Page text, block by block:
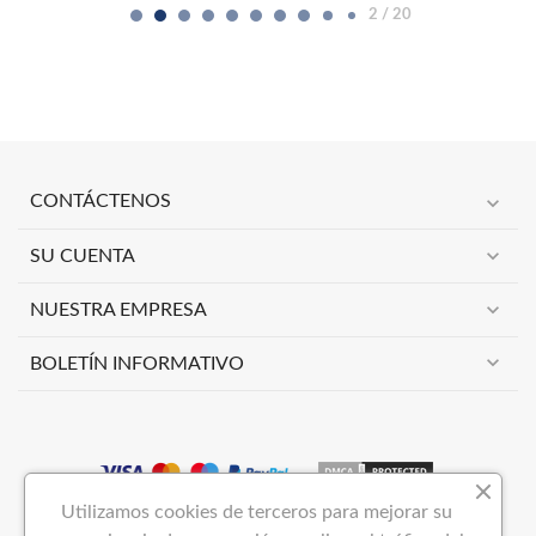
2 / 20
CONTÁCTENOS expand_more
SU CUENTA expand_more
NUESTRA EMPRESA expand_more
BOLETÍN INFORMATIVO expand_more
Copyright 2023 VIMAI NOW S.LTodos los derechos reservados.
Utilizamos cookies de terceros para mejorar su